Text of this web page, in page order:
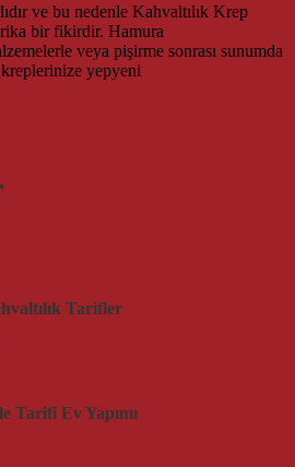
ve bu nedenle Kahvaltılık Krep
bir fikirdir. Hamura
veya pişirme sonrası sunumda
yepyeni
Tarifler
Tarifi Ev Yapımı